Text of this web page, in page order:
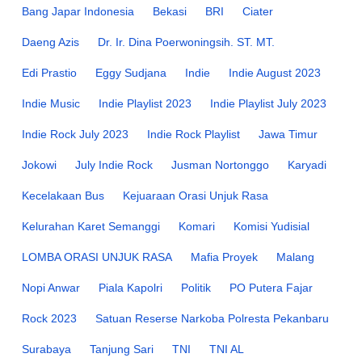
Bang Japar Indonesia Bekasi BRI Ciater
Daeng Azis Dr. Ir. Dina Poerwoningsih. ST. MT.
Edi Prastio Eggy Sudjana Indie Indie August 2023
Indie Music Indie Playlist 2023 Indie Playlist July 2023
Indie Rock July 2023 Indie Rock Playlist Jawa Timur
Jokowi July Indie Rock Jusman Nortonggo Karyadi
Kecelakaan Bus Kejuaraan Orasi Unjuk Rasa
Kelurahan Karet Semanggi Komari Komisi Yudisial
LOMBA ORASI UNJUK RASA Mafia Proyek Malang
Nopi Anwar Piala Kapolri Politik PO Putera Fajar
Rock 2023 Satuan Reserse Narkoba Polresta Pekanbaru
Surabaya Tanjung Sari TNI TNI AL